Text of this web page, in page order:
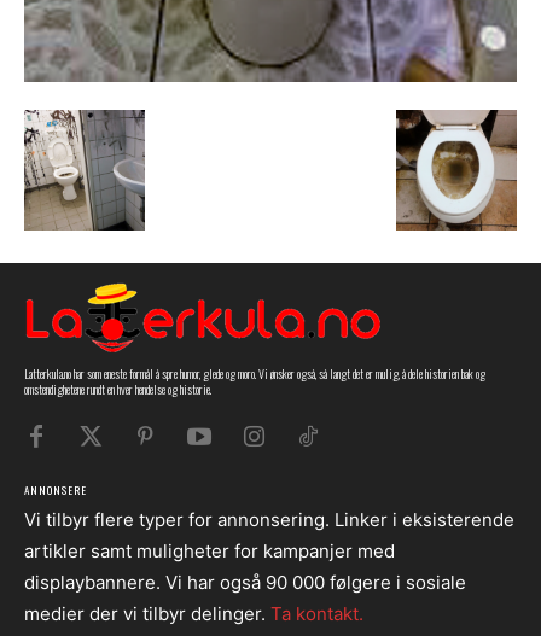
Latterkula.no har som eneste formål å spre humor, glede og moro. Vi ønsker også, så langt det er mulig, å dele historien bak og
omstendighetene rundt en hver hendelse og historie.
ANNONSERE
Vi tilbyr flere typer for annonsering. Linker i eksisterende
artikler samt muligheter for kampanjer med
displaybannere. Vi har også 90 000 følgere i sosiale
medier der vi tilbyr delinger. Ta kontakt.